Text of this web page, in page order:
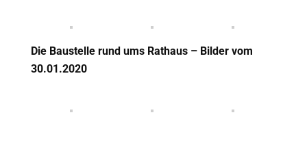
Die Baustelle rund ums Rathaus – Bilder vom
30.01.2020